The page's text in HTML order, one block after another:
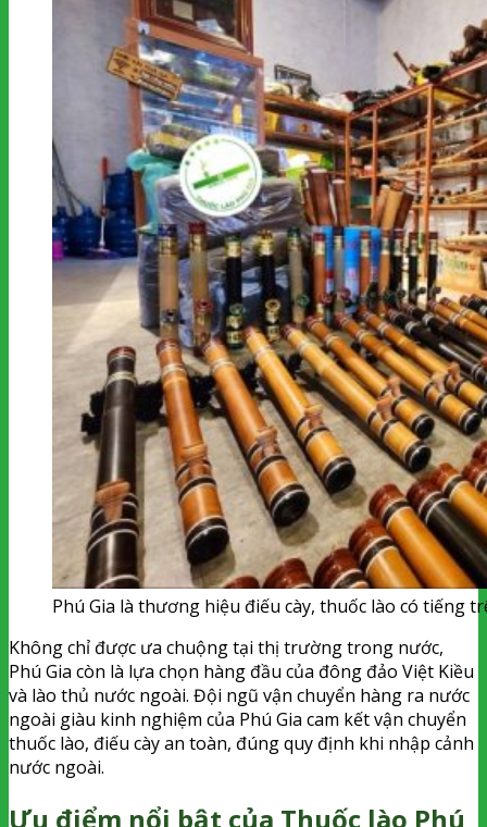
Phú Gia là thương hiệu điếu cày, thuốc lào có tiếng
Không chỉ được ưa chuộng tại thị trường trong nước,
Phú Gia còn là lựa chọn hàng đầu của đông đảo Việt Kiều
và lào thủ nước ngoài. Đội ngũ vận chuyển hàng ra nước
ngoài giàu kinh nghiệm của Phú Gia cam kết vận chuyển
thuốc lào, điếu cày an toàn, đúng quy định khi nhập cảnh
nước ngoài.
Ưu điểm nổi bật của Thuốc lào Phú